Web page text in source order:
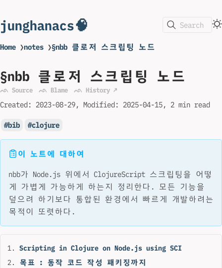
junghanacs🧠 Search
Home ❯notes ❯§nbb 클로저 스크립팅 노드
§nbb 클로저 스크립팅 노드
ᨒ Source ᨒ Blame ᨒ History ↗
Created: 2023-08-29 Modified: 2025-04-15 2 min read
bib clojure
이 노트에 대하여
nbb가 Node.js 위에서 ClojureScript 스크립팅을 어떻
게 가볍게 가능하게 하는지 정리한다. 모든 기능을
덮으려 하기보다 통합된 환경에서 빠르게 개발하려는
목적이 또렷하다.
Scripting in Clojure on Node.js using SCI
목표 : 동작 코드 작성 패키징까지